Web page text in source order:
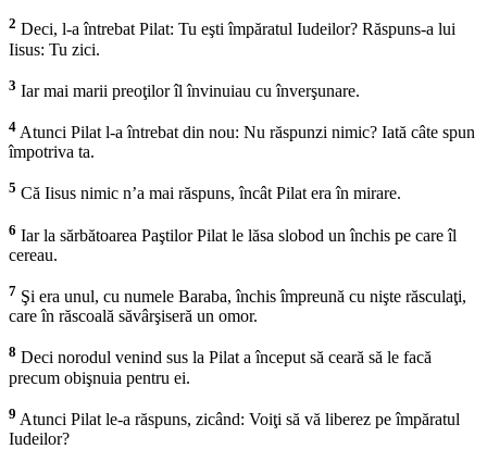
2 Deci, l-a întrebat Pilat: Tu eşti împăratul Iudeilor? Răspuns-a lui
Iisus: Tu zici.
3 Iar mai marii preoţilor îl învinuiau cu înverşunare.
4 Atunci Pilat l-a întrebat din nou: Nu răspunzi nimic? Iată câte spun
împotriva ta.
5 Că Iisus nimic n’a mai răspuns, încât Pilat era în mirare.
6 Iar la sărbătoarea Paştilor Pilat le lăsa slobod un închis pe care îl
cereau.
7 Şi era unul, cu numele Baraba, închis împreună cu nişte răsculaţi,
care în răscoală săvârşiseră un omor.
8 Deci norodul venind sus la Pilat a început să ceară să le facă
precum obişnuia pentru ei.
9 Atunci Pilat le-a răspuns, zicând: Voiţi să vă liberez pe împăratul
Iudeilor?